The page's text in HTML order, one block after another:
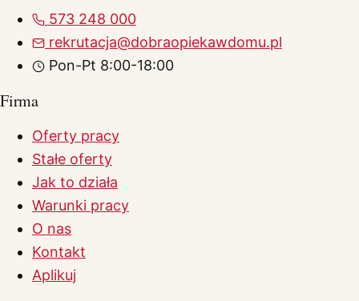
573 248 000
rekrutacja@dobraopiekawdomu.pl
Pon-Pt 8:00-18:00
Firma
Oferty pracy
Stałe oferty
Jak to działa
Warunki pracy
O nas
Kontakt
Aplikuj